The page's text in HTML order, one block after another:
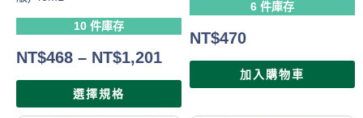
10 件庫存
NT$468 – NT$1,201
選擇規格
6 件庫存
NT$470
加入購物車